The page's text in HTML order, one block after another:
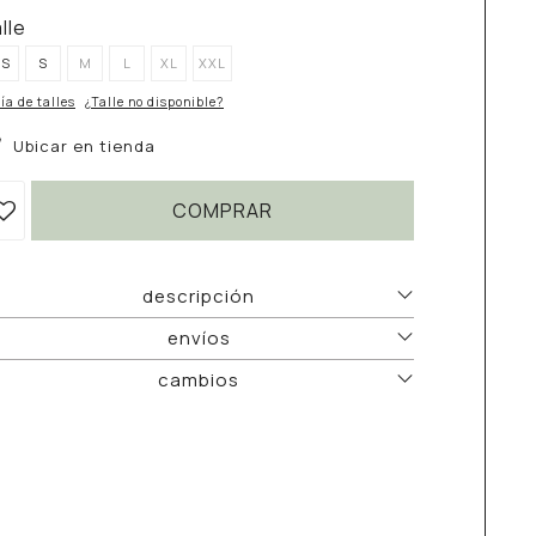
S M L XL XXL
de talles ¿Talle no disponible?
Ubicar en tienda
COMPRAR
descripción
envíos
cambios